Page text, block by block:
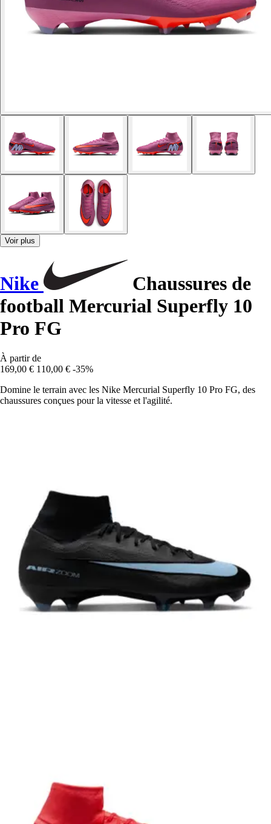
Voir plus
Nike
Chaussures de
football Mercurial Superfly 10
Pro FG
À partir de
169,00 € 110,00 € -35%
Domine le terrain avec les Nike Mercurial Superfly 10 Pro FG, des
chaussures conçues pour la vitesse et l'agilité.